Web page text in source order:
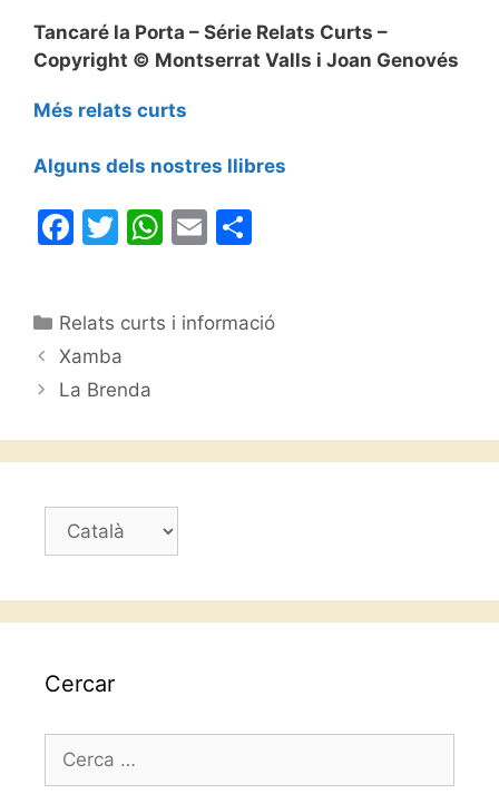
Tancaré la Porta – Série Relats Curts –
Copyright © Montserrat Valls i Joan Genovés
Més relats curts
Alguns dels nostres llibres
F
e
b
o
o
k
T
er
W
s
p
E
l
p
ix
Categories
Relats curts i informació
Xamba
La Brenda
Trieu
Cercar